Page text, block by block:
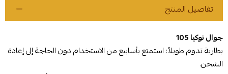
تفاصيل المنتج
جوال نوكيا 105
بطارية تدوم طويلاً: استمتع بأسابيع من الاستخدام دون الحاجة إلى إعادة
الشحن.